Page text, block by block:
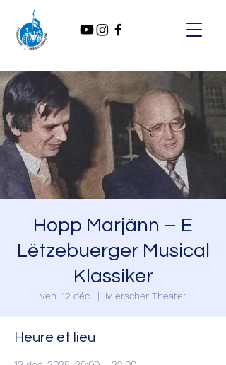
Hopp Marjänn – E
Lëtzebuerger Musical
Klassiker
ven. 12 déc.
  |
Mierscher Theater
Heure et lieu